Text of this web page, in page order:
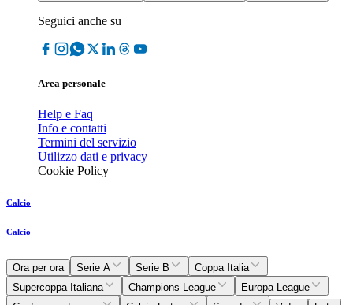
Seguici anche su
Area personale
Help e Faq
Info e contatti
Termini del servizio
Utilizzo dati e privacy
Cookie Policy
Calcio
Calcio
Ora per ora Serie A Serie B
Coppa Italia
Supercoppa Italiana
Champions League
Europa League